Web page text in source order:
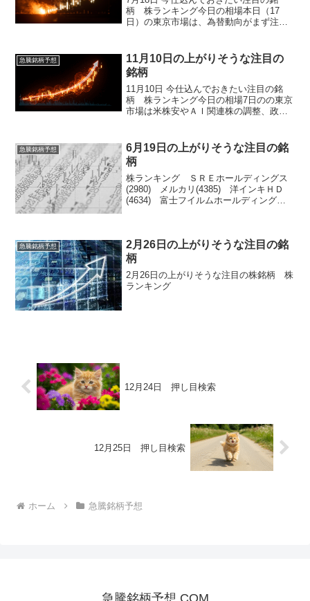
柄 株ランキング今日の相場本日（17
日）の東京市場は、為替動向がまず注目
プ前大統領がパウエルFRB議長の解任報
道を否定したこ...
急騰銘柄予想
11月10日の上がりそうな注目の
銘柄
11月10日 今仕込んでおきたい注目の銘
柄 株ランキング今日の相場7日のの東京
市場は米株安やＡＩ関連株の調整、政府
しましたが、午後にかけて空売りの買戻
しや押し目買いが広...
急騰銘柄予想
6月19日の上がりそうな注目の銘
柄
株ランキング ＳＲＥホールディングス
(2980) メルカリ(4385) 洋インキＨＤ
(4634) 富士フイルムホールディングス
急騰銘柄予想
2月26日の上がりそうな注目の銘
柄
2月26日の上がりそうな注目の株銘柄 株
ランキング
12月24日 押し目検索
12月25日 押し目検索
ホーム 急騰銘柄予想